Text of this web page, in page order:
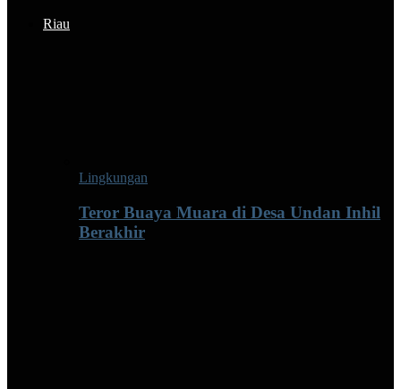
Riau
Lingkungan
Teror Buaya Muara di Desa Undan Inhil
Berakhir